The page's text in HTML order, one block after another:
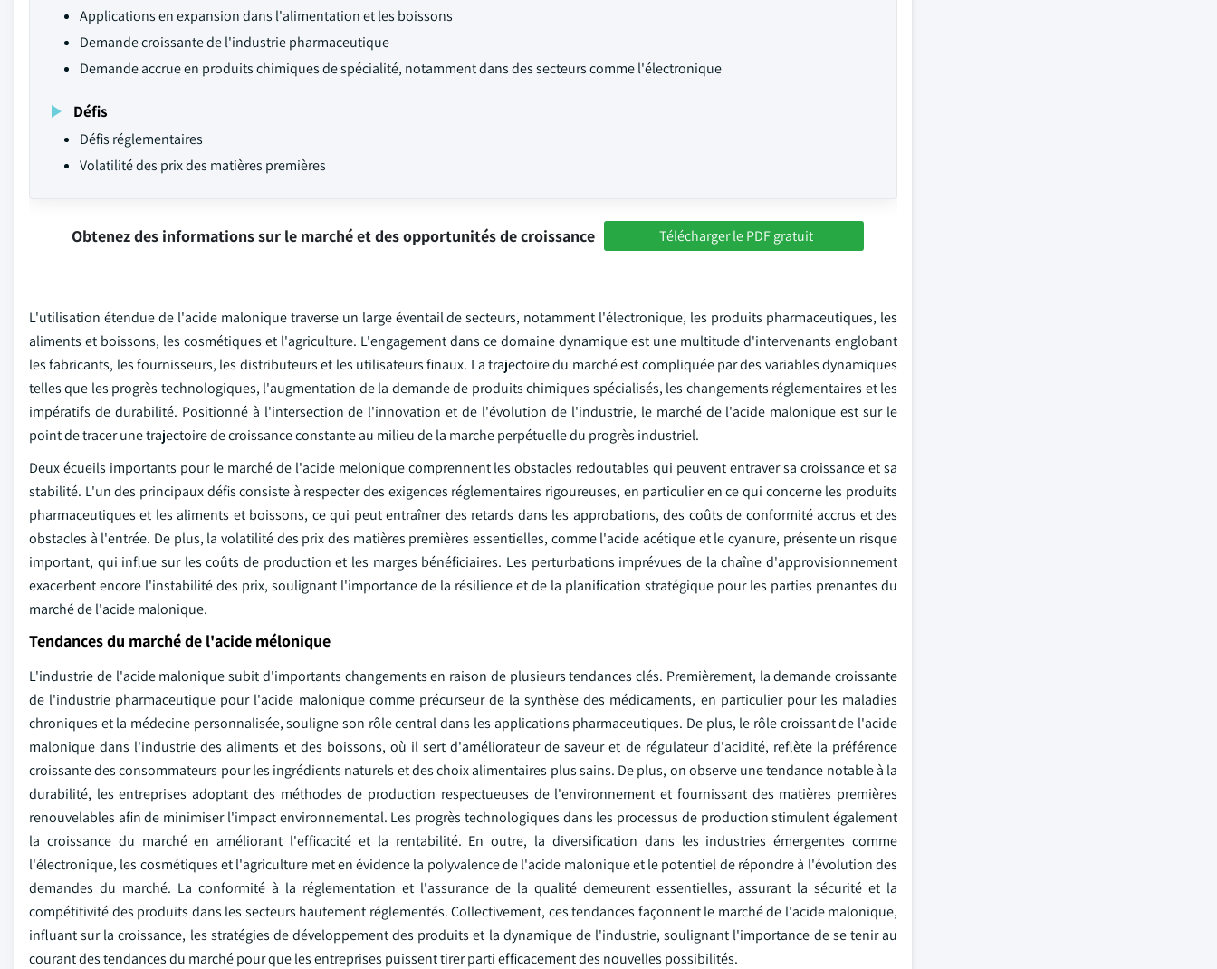
Applications en expansion dans l'alimentation et les boissons
Demande croissante de l'industrie pharmaceutique
Demande accrue en produits chimiques de spécialité, notamment dans des secteurs comme l'électronique
Défis
Défis réglementaires
Volatilité des prix des matières premières
Obtenez des informations sur le marché et des opportunités de croissance Télécharger le PDF gratuit
L'utilisation étendue de l'acide malonique traverse un large éventail de secteurs, notamment l'électronique, les produits pharmaceutiques, les
aliments et boissons, les cosmétiques et l'agriculture. L'engagement dans ce domaine dynamique est une multitude d'intervenants englobant
les fabricants, les fournisseurs, les distributeurs et les utilisateurs finaux. La trajectoire du marché est compliquée par des variables dynamiques
telles que les progrès technologiques, l'augmentation de la demande de produits chimiques spécialisés, les changements réglementaires et les
impératifs de durabilité. Positionné à l'intersection de l'innovation et de l'évolution de l'industrie, le marché de l'acide malonique est sur le
point de tracer une trajectoire de croissance constante au milieu de la marche perpétuelle du progrès industriel.
Deux écueils importants pour le marché de l'acide melonique comprennent les obstacles redoutables qui peuvent entraver sa croissance et sa
stabilité. L'un des principaux défis consiste à respecter des exigences réglementaires rigoureuses, en particulier en ce qui concerne les produits
pharmaceutiques et les aliments et boissons, ce qui peut entraîner des retards dans les approbations, des coûts de conformité accrus et des
obstacles à l'entrée. De plus, la volatilité des prix des matières premières essentielles, comme l'acide acétique et le cyanure, présente un risque
important, qui influe sur les coûts de production et les marges bénéficiaires. Les perturbations imprévues de la chaîne d'approvisionnement
exacerbent encore l'instabilité des prix, soulignant l'importance de la résilience et de la planification stratégique pour les parties prenantes du
marché de l'acide malonique.
Tendances du marché de l'acide mélonique
L'industrie de l'acide malonique subit d'importants changements en raison de plusieurs tendances clés. Premièrement, la demande croissante
de l'industrie pharmaceutique pour l'acide malonique comme précurseur de la synthèse des médicaments, en particulier pour les maladies
chroniques et la médecine personnalisée, souligne son rôle central dans les applications pharmaceutiques. De plus, le rôle croissant de l'acide
malonique dans l'industrie des aliments et des boissons, où il sert d'améliorateur de saveur et de régulateur d'acidité, reflète la préférence
croissante des consommateurs pour les ingrédients naturels et des choix alimentaires plus sains. De plus, on observe une tendance notable à la
durabilité, les entreprises adoptant des méthodes de production respectueuses de l'environnement et fournissant des matières premières
renouvelables afin de minimiser l'impact environnemental. Les progrès technologiques dans les processus de production stimulent également
la croissance du marché en améliorant l'efficacité et la rentabilité. En outre, la diversification dans les industries émergentes comme
l'électronique, les cosmétiques et l'agriculture met en évidence la polyvalence de l'acide malonique et le potentiel de répondre à l'évolution des
demandes du marché. La conformité à la réglementation et l'assurance de la qualité demeurent essentielles, assurant la sécurité et la
compétitivité des produits dans les secteurs hautement réglementés. Collectivement, ces tendances façonnent le marché de l'acide malonique,
influant sur la croissance, les stratégies de développement des produits et la dynamique de l'industrie, soulignant l'importance de se tenir au
courant des tendances du marché pour que les entreprises puissent tirer parti efficacement des nouvelles possibilités.